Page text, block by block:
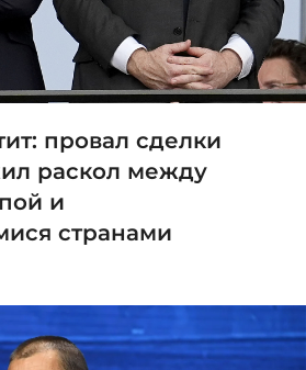
провал сделки
раскол между
и
странами